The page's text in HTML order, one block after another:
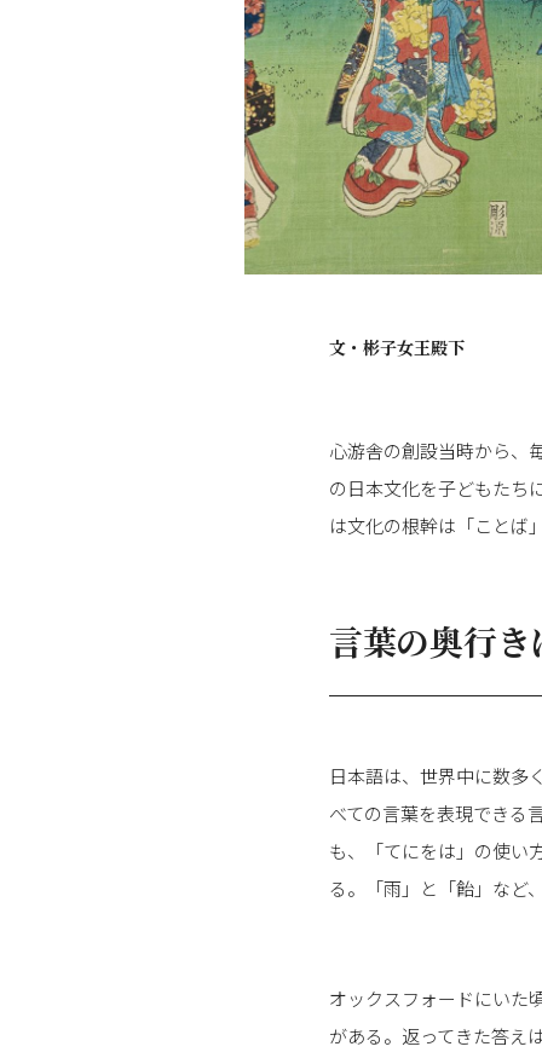
文・ 彬子女王殿下
心游舎の創設当時から、
の日本文化を子どもたち
は文化の根幹は「ことば
言葉の奥行
日本語は、世界中に数多
べての言葉を表現できる
も、「てにをは」の使い
る。「雨」と「飴」など
オックスフォードにいた
がある。返ってきた答え